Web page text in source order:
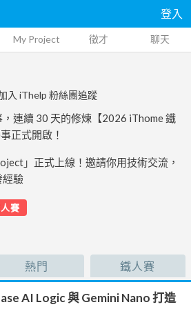
登入
My Project 徵才 聊天
入 iThelp 粉絲團追蹤
連續 30 天的修煉【2026 iThome 鐵
正式開啟！
」正式上線！邀請你用技術交流，
經驗
賽
熱門 鐵人賽
AI Logic 與 Gemini Nano 打造